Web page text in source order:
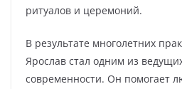
ритуалов и церемоний.
В результате многолетних
Ярослав стал одним из
современности. Он помогает